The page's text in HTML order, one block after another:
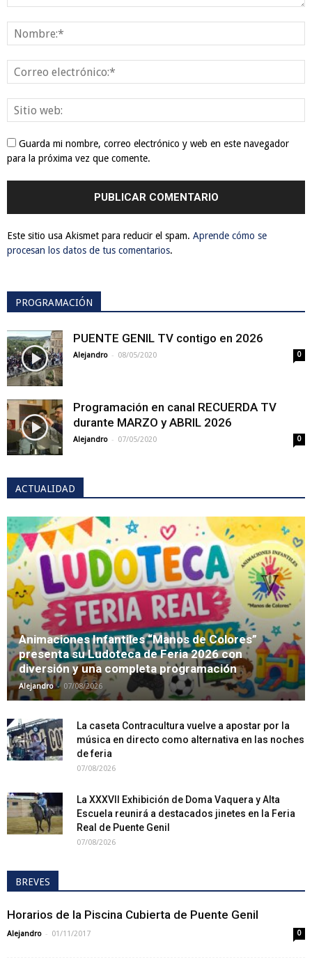
Guarda mi nombre, correo electrónico y web en este navegador
para la próxima vez que comente.
Este sitio usa Akismet para reducir el spam. Aprende cómo se
procesan los datos de tus comentarios.
PROGRAMACIÓN
PUENTE GENIL TV contigo en 2026
Alejandro - 08/05/2020 0
Programación en canal RECUERDA TV
durante MARZO y ABRIL 2026
Alejandro - 07/05/2020 0
ACTUALIDAD
Animaciones Infantiles “Manos de Colores”
presenta su Ludoteca de Feria 2026 con
diversión y una completa programación
Alejandro - 07/08/2026
La caseta Contracultura vuelve a apostar por la
música en directo como alternativa en las noches
de feria
07/08/2026
La XXXVII Exhibición de Doma Vaquera y Alta
Escuela reunirá a destacados jinetes en la Feria
Real de Puente Genil
07/08/2026
BREVES
Horarios de la Piscina Cubierta de Puente Genil
Alejandro - 01/11/2017 0